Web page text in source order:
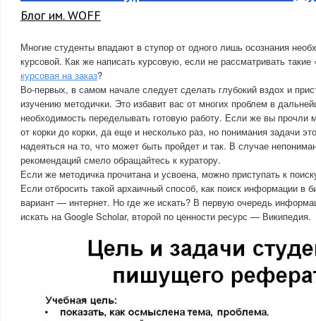
Блог им. WOFF
Многие студенты впадают в ступор от одного лишь осознания
курсовой. Как же написать курсовую, если не рассматривать такие
курсовая на заказ?
Во-первых, в самом начале следует сделать глубокий вздох и
изучению методички. Это избавит вас от многих проблем в
необходимость переделывать готовую работу. Если же вы прочли
от корки до корки, да еще и несколько раз, но понимания задачи
надеяться на то, что может быть пройдет и так. В случае
рекомендаций смело обращайтесь к куратору.
Если же методичка прочитана и усвоена, можно приступать к
Если отбросить такой архаичный способ, как поиск информации в
вариант — интернет. Но где же искать? В первую очередь
искать на Google Scholar, второй по ценности ресурс — Википедия.